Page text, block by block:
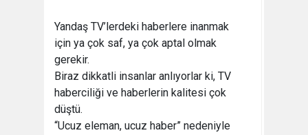
Yandaş TV’lerdeki haberlere inanmak
için ya çok saf, ya çok aptal olmak
gerekir.
Biraz dikkatli insanlar anlıyorlar ki, TV
haberciliği ve haberlerin kalitesi çok
düştü.
“Ucuz eleman, ucuz haber” nedeniyle